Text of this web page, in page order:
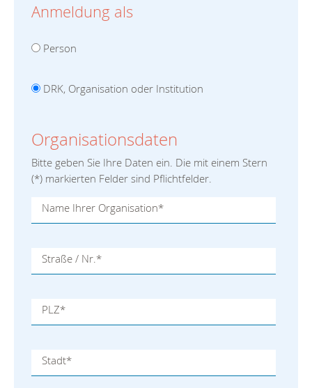
Anmeldung als
Person
DRK, Organisation oder Institution
Organisationsdaten
Bitte geben Sie Ihre Daten ein. Die mit einem Stern
(*) markierten Felder sind Pflichtfelder.
Name Ihrer Organisation*
Straße / Nr.*
PLZ*
Stadt*